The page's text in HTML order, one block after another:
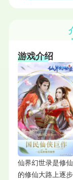
游戏介绍
仙界幻世录是修
的修仙大路上逐